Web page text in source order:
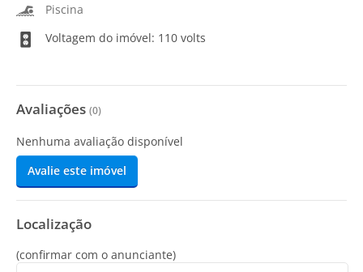
Piscina
Voltagem do imóvel: 110 volts
Avaliações (0)
Nenhuma avaliação disponível
Avalie este imóvel
Localização
(confirmar com o anunciante)